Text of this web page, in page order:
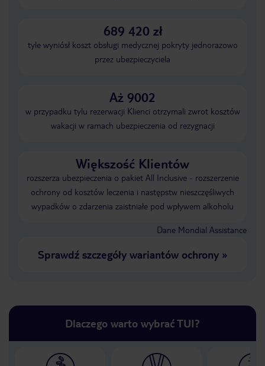
689 420 zł
tyle wyniósł koszt obsługi medycznej pokryty jednorazowo
przez ubezpieczyciela
Aż 9002
w przypadku tylu rezerwacji Klienci otrzymali zwrot kosztów
wakacji w ramach ubezpieczenia od rezygnacji
Większość Klientów
rozszerza ubezpieczenia o pakiet All Inclusive - rozszerzenie
ochrony od kosztów leczenia i następstw nieszczęśliwych
wypadków o zdarzenia zaistniałe pod wpływem alkoholu
Dane Mondial Assistance
Sprawdź szczegóły wariantów ochrony»
Dlaczego warto wybrać TUI?